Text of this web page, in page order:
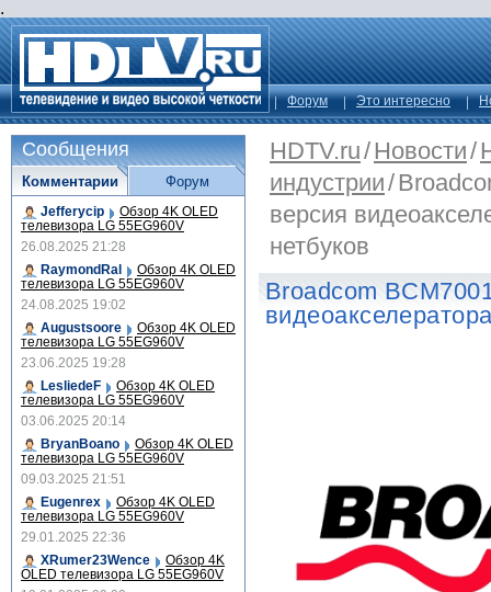
.
Форум Это интересно
HDTV.ru/Новости/
индустрии/
версия
нетбуков
Broadcom
Сообщения
Комментарии
Jefferycip Обзор 4K OLED
телевизора LG 55EG960V
26.08.2025 21:28
RaymondRal
Обзор 4K OLED
телевизора LG 55EG960V
24.08.2025 19:02
Augustsoore
Обзор 4K OLED
телевизора LG 55EG960V
23.06.2025 19:28
LesliedeF
Обзор 4K OLED
телевизора LG 55EG960V
03.06.2025 20:14
BryanBoano
Обзор 4K OLED
телевизора LG 55EG960V
09.03.2025 21:51
Eugenrex
Обзор 4K OLED
телевизора LG 55EG960V
29.01.2025 22:36
XRumer23Wence
Обзор 4K
OLED телевизора LG 55EG960V
Форум